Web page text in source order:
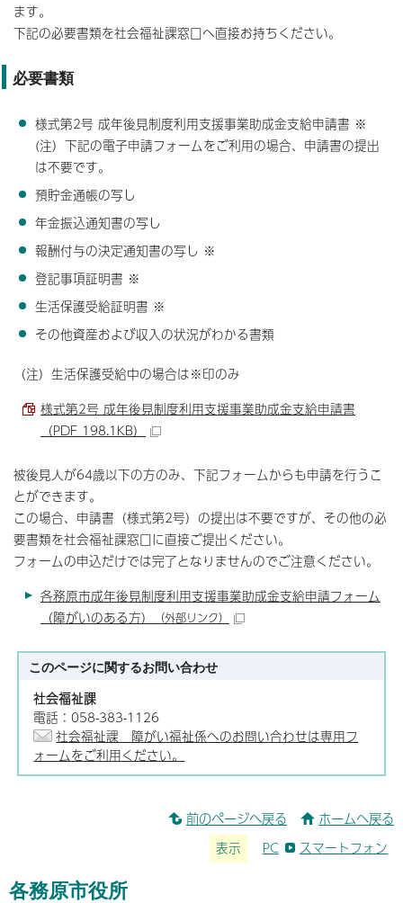
ます。
下記の必要書類を社会福祉課窓口へ直接お持ちください。
必要書類
様式第2号 成年後見制度利用支援事業助成金支給申請書 ※
(注）下記の電子申請フォームをご利用の場合、申請書の提出
は不要です。
預貯金通帳の写し
年金振込通知書の写し
報酬付与の決定通知書の写し ※
登記事項証明書 ※
生活保護受給証明書 ※
その他資産および収入の状況がわかる書類
（注）生活保護受給中の場合は※印のみ
様式第2号 成年後見制度利用支援事業助成金支給申請書
（PDF 198.1KB）
被後見人が64歳以下の方のみ、下記フォームからも申請を行うこ
とができます。
この場合、申請書（様式第2号）の提出は不要ですが、その他の必
要書類を社会福祉課窓口に直接ご提出ください。
フォームの申込だけでは完了となりませんのでご注意ください。
各務原市成年後見制度利用支援事業助成金支給申請フォーム
（障がいのある方）
（外部リンク）
このページに関するお問い合わせ
社会福祉課
電話：058-383-1126
社会福祉課 障がい福祉係へのお問い合わせは専用フ
ォームをご利用ください。
前のページへ戻る ホームへ戻る
表示 PC スマートフォン
各務原市役所